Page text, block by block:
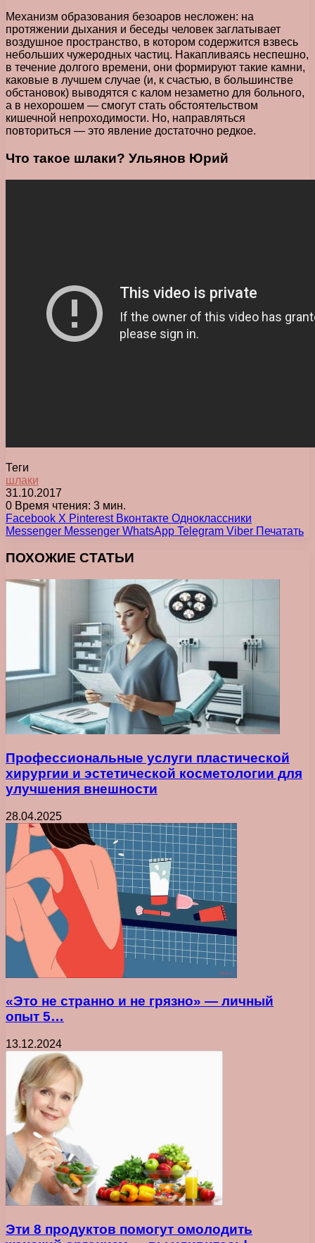
Механизм образования безоаров несложен: на
протяжении дыхания и беседы человек заглатывает
воздушное пространство, в котором содержится взвесь
небольших чужеродных частиц. Накапливаясь неспешно,
в течение долгого времени, они формируют такие камни,
каковые в лучшем случае (и, к счастью, в большинстве
обстановок) выводятся с калом незаметно для больного,
а в нехорошем — смогут стать обстоятельством
кишечной непроходимости. Но, направляться
повториться — это явление достаточно редкое.
Что такое шлаки? Ульянов Юрий
Теги
шлаки
31.10.2017
0 Время чтения: 3 мин.
Facebook X Pinterest Вконтакте Одноклассники
Messenger Messenger WhatsApp Telegram Viber Печатать
ПОХОЖИЕ СТАТЬИ
Профессиональные услуги пластической
хирургии и эстетической косметологии для
улучшения внешности
28.04.2025
«Это не странно и не грязно» — личный
опыт 5…
13.12.2024
Эти 8 продуктов помогут омолодить